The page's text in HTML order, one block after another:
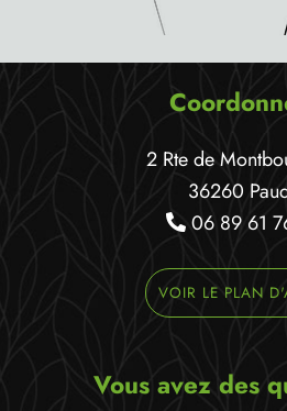
2 Rte de
36260
06 89 61
VOIR LE PLAN
Vous avez des